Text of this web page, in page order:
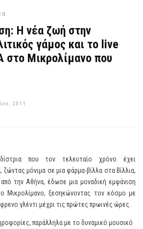
Η νέα ζωή στην
γάμος και το live
στο Μικρολίμανο που
2011
που τον τελευταίο χρόνο έχει
ζώντας μόνιμα σε μια φάρμα-βίλλα στα Βίλλια,
την Αθήνα, έδωσε μια μοναδική εμφάνιση
Μικρολίμανο, ξεσηκώνοντας τον κόσμο με
γλέντι μέχρι τις πρώτες πρωινές ώρες.
παράλληλα με το δυναμικό μουσικό